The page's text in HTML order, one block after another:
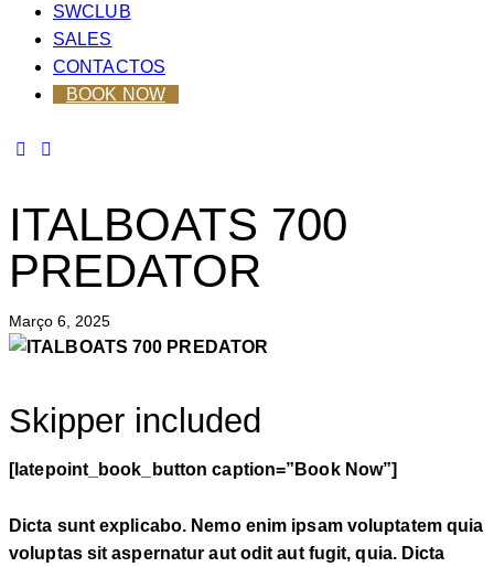
SWCLUB
SALES
CONTACTOS
BOOK NOW
ITALBOATS 700
PREDATOR
Março 6, 2025
Skipper included
[latepoint_book_button caption=”Book Now”]
Dicta sunt explicabo. Nemo enim ipsam voluptatem quia
voluptas sit aspernatur aut odit aut fugit, quia. Dicta